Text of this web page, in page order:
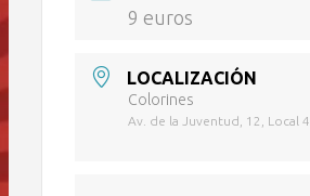
9 euros
LOCALIZACIÓN
Colorines
Av. de la Juventud, 12, Local 4